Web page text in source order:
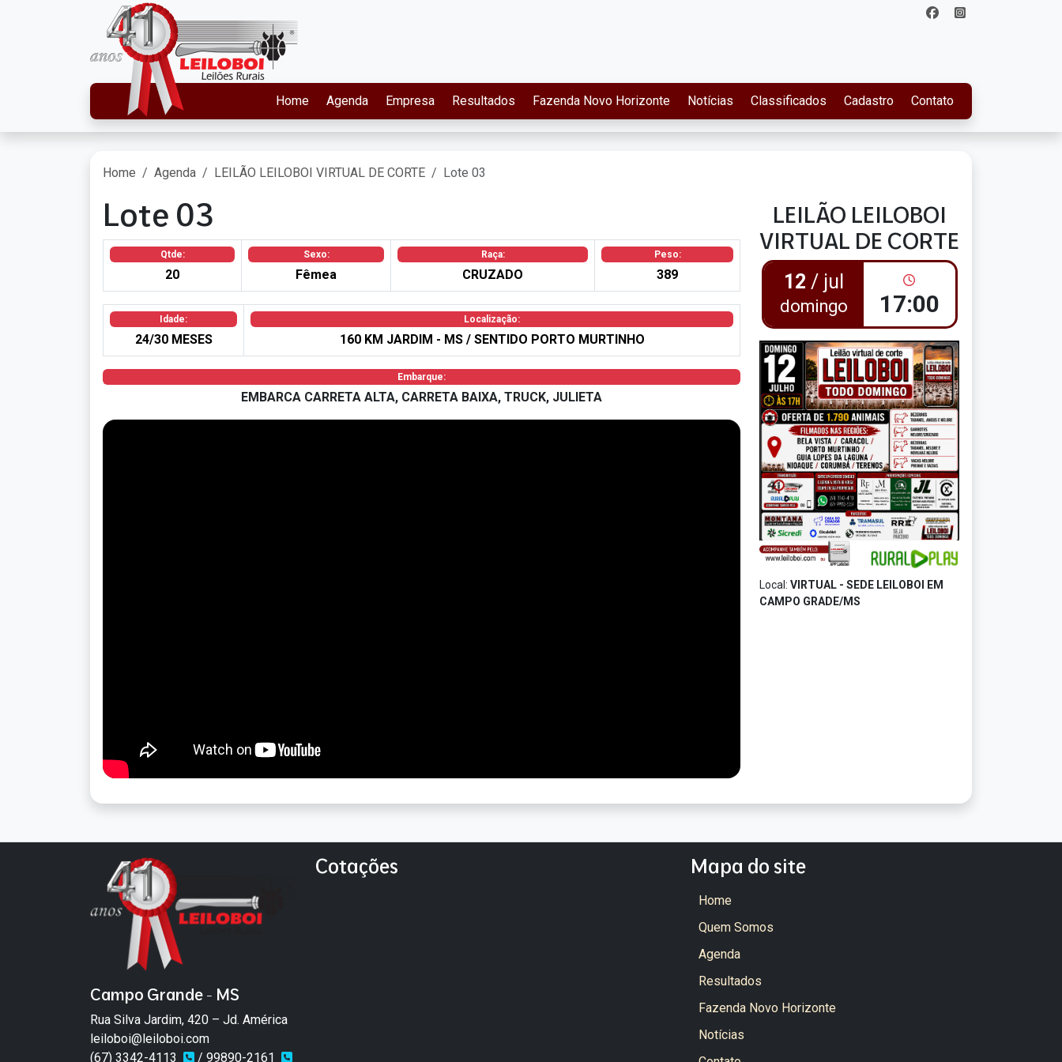
Home Agenda Empresa Resultados Fazenda Novo Horizonte Notícias Classificados Cadastro Contato
Home Agenda LEILÃO LEILOBOI VIRTUAL DE CORTE Lote 03
Lote 03
Qtde:
20
Sexo:
Fêmea
Raça:
CRUZADO
Peso:
389
Idade:
24/30 MESES
Localização:
160 KM JARDIM - MS / SENTIDO PORTO MURTINHO
Embarque:
EMBARCA CARRETA ALTA, CARRETA BAIXA, TRUCK, JULIETA
LEILÃO LEILOBOI
VIRTUAL DE CORTE
12 / jul
domingo 17:00
Local: VIRTUAL - SEDE LEILOBOI EM
CAMPO GRADE/MS
Campo Grande - MS
Rua Silva Jardim, 420 – Jd. América
leiloboi@leiloboi.com
(67) 3342-4113
/ 99890-2161
Cotações Mapa do site
Home
Quem Somos
Agenda
Resultados
Fazenda Novo Horizonte
Notícias